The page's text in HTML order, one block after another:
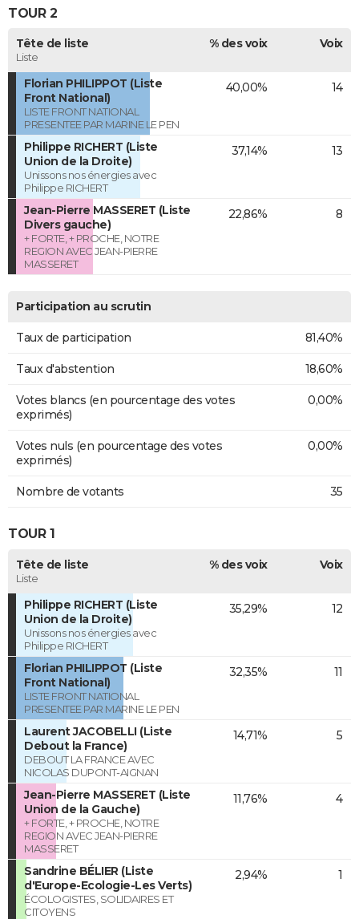
TOUR 2
Tête de liste
Liste
% des voix Voix
Florian PHILIPPOT (Liste
Front National)
LISTE FRONT NATIONAL
PRESENTEE PAR MARINE LE PEN
40,00% 14
Philippe RICHERT (Liste
Union de la Droite)
Unissons nos énergies avec
Philippe RICHERT
37,14% 13
Jean-Pierre MASSERET (Liste
Divers gauche)
+ FORTE, + PROCHE, NOTRE
REGION AVEC JEAN-PIERRE
MASSERET
22,86% 8
Participation au scrutin
Taux de participation 81,40%
Taux d'abstention 18,60%
Votes blancs (en pourcentage des votes
exprimés)
0,00%
Votes nuls (en pourcentage des votes
exprimés)
0,00%
Nombre de votants 35
TOUR 1
Tête de liste
Liste
% des voix Voix
Philippe RICHERT (Liste
Union de la Droite)
Unissons nos énergies avec
Philippe RICHERT
35,29% 12
Florian PHILIPPOT (Liste
Front National)
LISTE FRONT NATIONAL
PRESENTEE PAR MARINE LE PEN
32,35% 11
Laurent JACOBELLI (Liste
Debout la France)
DEBOUT LA FRANCE AVEC
NICOLAS DUPONT-AIGNAN
14,71% 5
Jean-Pierre MASSERET (Liste
Union de la Gauche)
+ FORTE, + PROCHE, NOTRE
REGION AVEC JEAN-PIERRE
MASSERET
11,76% 4
Sandrine BÉLIER (Liste
d'Europe-Ecologie-Les Verts)
ÉCOLOGISTES, SOLIDAIRES ET
CITOYENS
2,94% 1